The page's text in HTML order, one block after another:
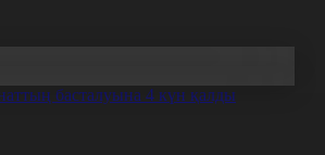
басталуына 4 күн қалды